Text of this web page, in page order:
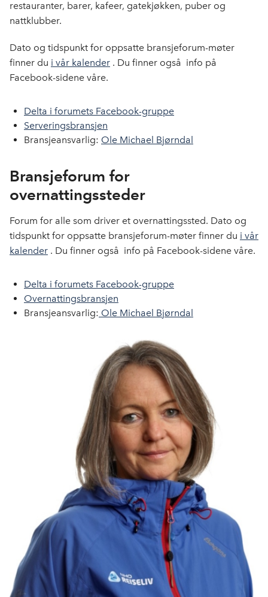
restauranter, barer, kafeer, gatekjøkken, puber og
nattklubber.
Dato og tidspunkt for oppsatte bransjeforum-møter
finner du i vår kalender . Du finner også info på
Facebook-sidene våre.
Delta i forumets Facebook-gruppe
Serveringsbransjen
Bransjeansvarlig: Ole Michael Bjørndal
Bransjeforum for
overnattingssteder
Forum for alle som driver et overnattingssted. Dato og
tidspunkt for oppsatte bransjeforum-møter finner du i vår
kalender . Du finner også info på Facebook-sidene våre.
Delta i forumets Facebook-gruppe
Overnattingsbransjen
Bransjeansvarlig: Ole Michael Bjørndal